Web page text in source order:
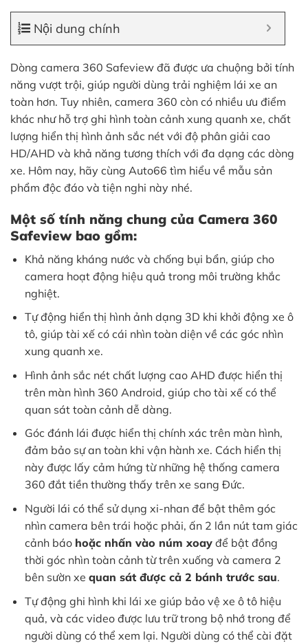
Nội dung chính
Dòng camera 360 Safeview đã được ưa chuộng bởi tính
năng vượt trội, giúp người dùng trải nghiệm lái xe an
toàn hơn. Tuy nhiên, camera 360 còn có nhiều ưu điểm
khác như hỗ trợ ghi hình toàn cảnh xung quanh xe, chất
lượng hiển thị hình ảnh sắc nét với độ phân giải cao
HD/AHD và khả năng tương thích với đa dạng các dòng
xe. Hôm nay, hãy cùng Auto66 tìm hiểu về mẫu sản
phẩm độc đáo và tiện nghi này nhé.
Một số tính năng chung của Camera 360
Safeview bao gồm:
Khả năng kháng nước và chống bụi bẩn, giúp cho
camera hoạt động hiệu quả trong môi trường khắc
nghiệt.
Tự động hiển thị hình ảnh dạng 3D khi khởi động xe ô
tô, giúp tài xế có cái nhìn toàn diện về các góc nhìn
xung quanh xe.
Hình ảnh sắc nét chất lượng cao AHD được hiển thị
trên màn hình 360 Android, giúp cho tài xế có thể
quan sát toàn cảnh dễ dàng.
Góc đánh lái được hiển thị chính xác trên màn hình,
đảm bảo sự an toàn khi vận hành xe. Cách hiển thị
này được lấy cảm hứng từ những hệ thống camera
360 đắt tiền thường thấy trên xe sang Đức.
Người lái có thể sử dụng xi-nhan để bật thêm góc
nhìn camera bên trái hoặc phải, ấn 2 lần nút tam giác
cảnh báo hoặc nhấn vào núm xoayđể bật đồng
thời góc nhìn toàn cảnh từ trên xuống và camera 2
bên sườn xe quan sát được cả 2 bánh trước sau.
Tự động ghi hình khi lái xe giúp bảo vệ xe ô tô hiệu
quả, và các video được lưu trữ trong bộ nhớ trong để
người dùng có thể xem lại. Người dùng có thể cài đặt